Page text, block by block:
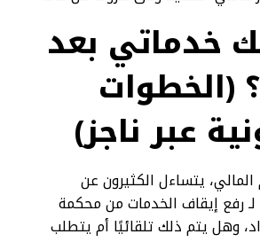
خدماتي بعد
(الخطوات
عبر ناجز)
المالي، يتساءل الكثيرون عن
رفع إيقاف الخدمات من محكمة
وهل يتم ذلك تلقائيًا أم يتطلب